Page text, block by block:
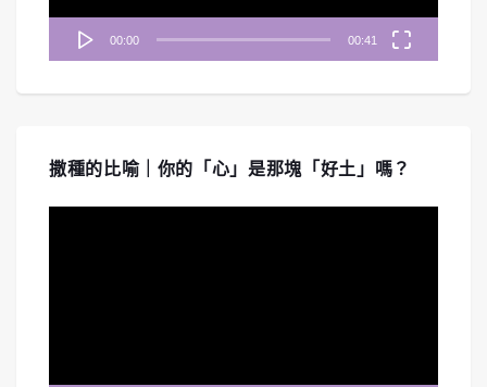
00:00 00:41
撒種的比喻｜你的「心」是那塊「好土」嗎？